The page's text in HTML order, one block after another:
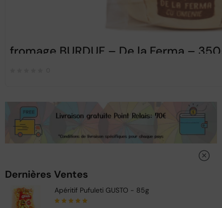
fromage BURDUF – De la Ferma –
Dernières Ventes
Apéritif Pufuleti GUSTO - 85g